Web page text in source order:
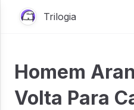
Trilogia
Homem
Volta Para